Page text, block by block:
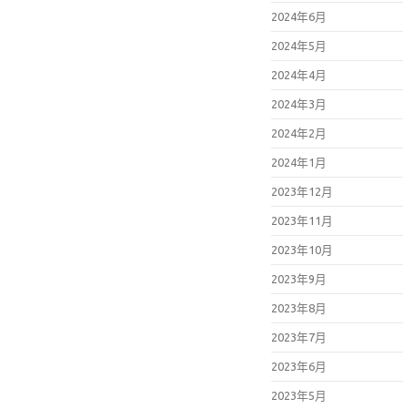
2024年6月
2024年5月
2024年4月
2024年3月
2024年2月
2024年1月
2023年12月
2023年11月
2023年10月
2023年9月
2023年8月
2023年7月
2023年6月
2023年5月